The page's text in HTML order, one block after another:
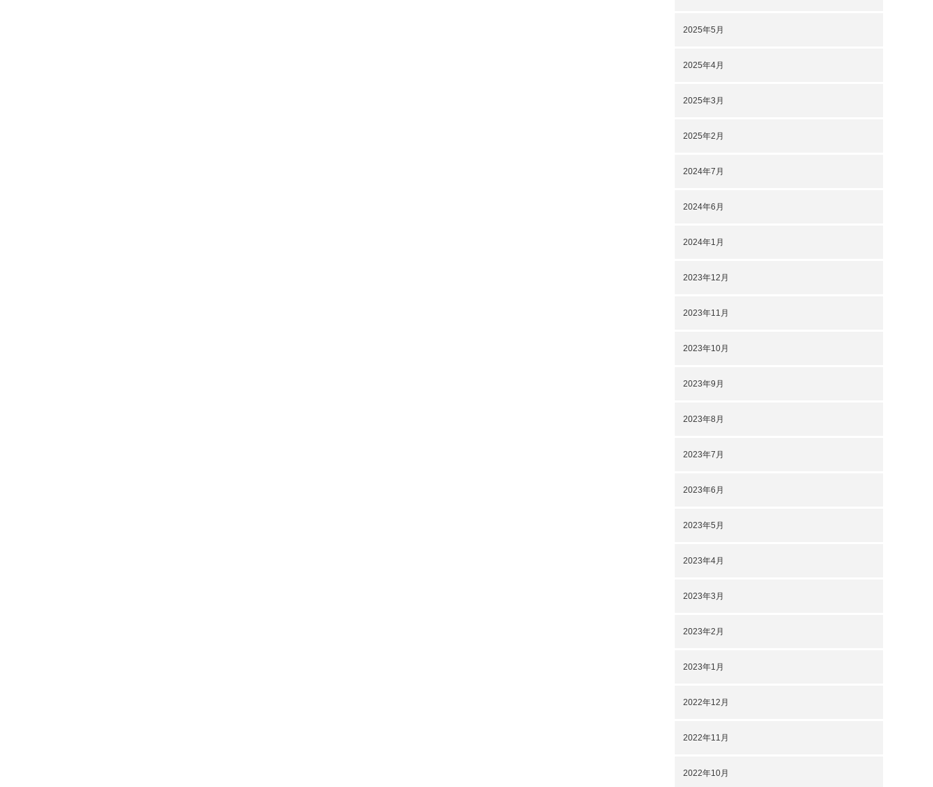
2025年5月
2025年4月
2025年3月
2025年2月
2024年7月
2024年6月
2024年1月
2023年12月
2023年11月
2023年10月
2023年9月
2023年8月
2023年7月
2023年6月
2023年5月
2023年4月
2023年3月
2023年2月
2023年1月
2022年12月
2022年11月
2022年10月